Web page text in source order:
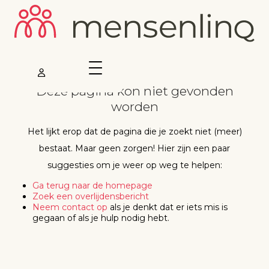
Deze pagina kon niet gevonden
worden
Het lijkt erop dat de pagina die je zoekt niet (meer)
bestaat. Maar geen zorgen! Hier zijn een paar
suggesties om je weer op weg te helpen:
Ga terug naar de homepage
Zoek een overlijdensbericht
Neem contact op als je denkt dat er iets mis is
gegaan of als je hulp nodig hebt.